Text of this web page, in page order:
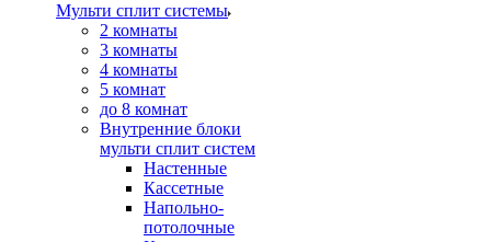
Мульти сплит системы
2 комнаты
3 комнаты
4 комнаты
5 комнат
до 8 комнат
Внутренние блоки
мульти сплит систем
Настенные
Кассетные
Напольно-
потолочные